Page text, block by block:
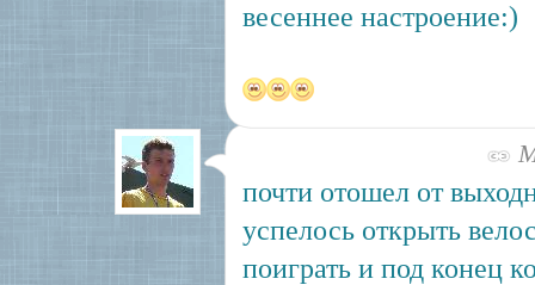
весеннее настроение:)
почти отошел от
успелось открыть
поиграть и под конец